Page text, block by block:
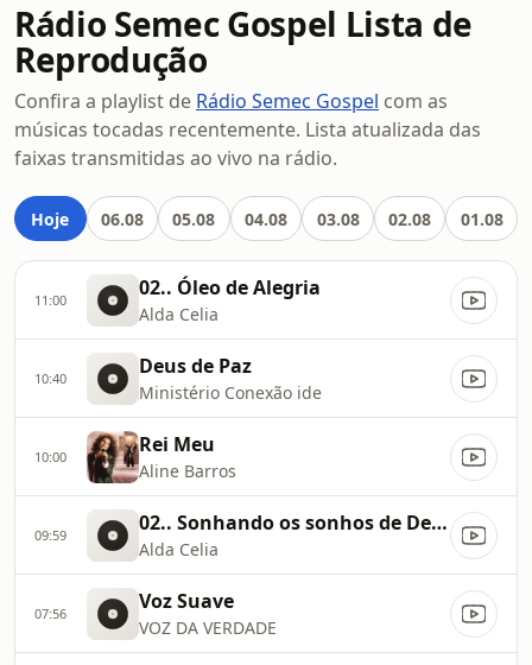
Rádio Semec Gospel Lista de
Reprodução
Confira a playlist de Rádio Semec Gospel com as
músicas tocadas recentemente. Lista atualizada das
faixas transmitidas ao vivo na rádio.
Hoje 06.08 05.08 04.08 03.08 02.08 01.08
11:00 02.. Óleo de Alegria
Alda Celia
10:40 Deus de Paz
Ministério Conexão ide
10:00 Rei Meu
Aline Barros
09:59 02.. Sonhando os sonhos de Deus
Alda Celia
07:56 Voz Suave
VOZ DA VERDADE